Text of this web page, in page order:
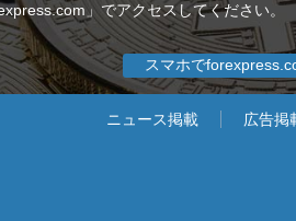
」でアクセスしてください。
スマホで
ニュース掲載 広告掲